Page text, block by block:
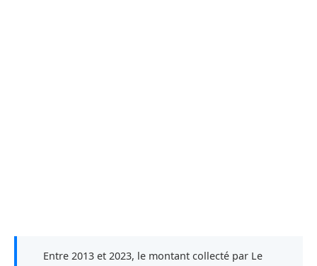
Entre 2013 et 2023, le montant collecté par Le